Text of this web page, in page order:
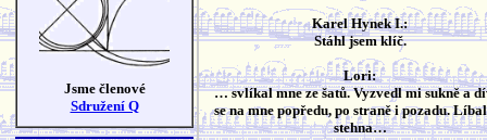
Jsme členové
Sdružení Q
Karel Hynek I.:
Stáhl jsem klíč.
Lori:
… svlíkal mne ze šatů. Vyzvedl mi sukně a
se na mne popředu, po straně i pozadu.
stehna…